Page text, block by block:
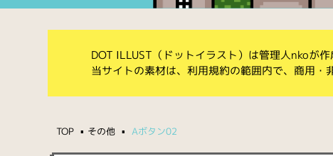
DOT ILLUST（ドットイラスト）は管理人nkoが
当サイトの素材は、利用規約の範囲内で、商用
TOP その他 Aボタン02